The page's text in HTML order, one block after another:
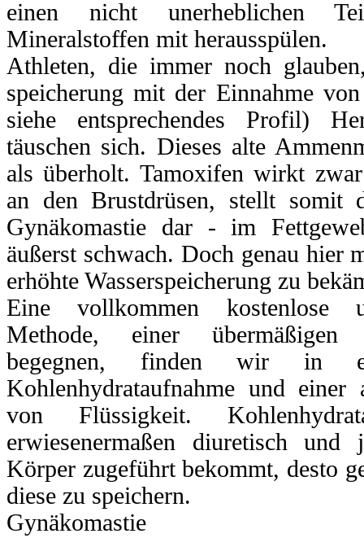
einen nicht unerheblichen
Mineralstoffen mit herausspülen.
Athleten, die immer noch
speicherung mit der Einnahme
siehe entsprechendes Profil)
täuschen sich. Dieses alte
als überholt. Tamoxifen wirkt
an den Brustdrüsen, stellt somit
Gynäkomastie dar - im
äußerst schwach. Doch genau hier
erhöhte Wasserspeicherung zu
Eine vollkommen kostenlose
Methode, einer übermäßigen
begegnen, finden wir in
Kohlenhydrataufnahme und einer
von Flüssigkeit.
erwiesenermaßen diuretisch
Körper zugeführt bekommt, desto
diese zu speichern.
Gynäkomastie